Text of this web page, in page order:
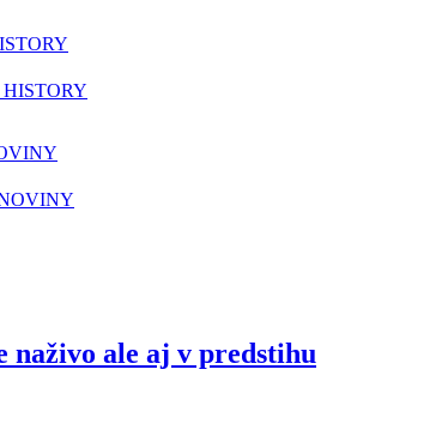
HISTORY
naživo ale aj v predstihu